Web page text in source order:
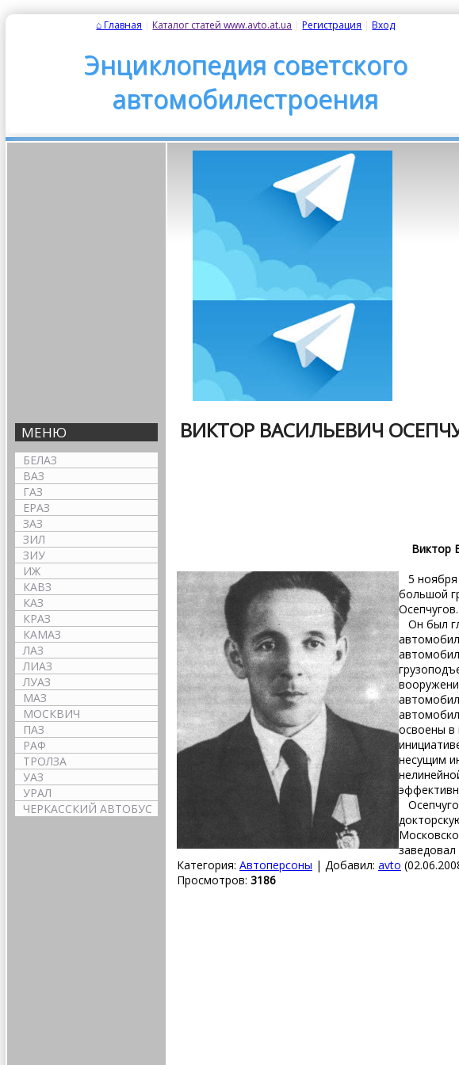
⌂ Главная Каталог статей www.avto.at.ua | Регистрация | Вход
Энциклопедия советского
автомобилестроения
МЕНЮ
БЕЛАЗ
ВАЗ
ГАЗ
ЕРАЗ
ЗАЗ
ЗИЛ
ЗИУ
ИЖ
КАВЗ
КАЗ
КРАЗ
КАМАЗ
ЛАЗ
ЛИАЗ
ЛУАЗ
МАЗ
МОСКВИЧ
ПАЗ
РАФ
ТРОЛЗА
УАЗ
УРАЛ
ЧЕРКАССКИЙ АВТОБУС
ВИКТОР ВАСИЛЬЕВИЧ
Виктор
5
большой
Осепчугов.
Он был
освоены в
несущим
Категория: Автоперсоны | Добавил: avto
Просмотров: 3186